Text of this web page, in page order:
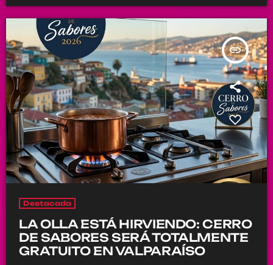
insert_link
Destacada
LA OLLA ESTÁ HIRVIENDO: CERRO
DE SABORES SERÁ TOTALMENTE
GRATUITO EN VALPARAÍSO